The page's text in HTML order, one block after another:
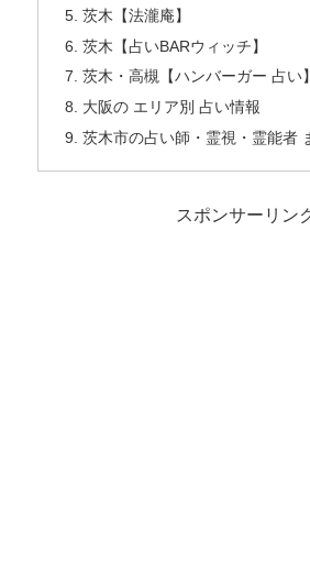
茨木【法瀧庵】
茨木【占いBARウィッチ】
茨木・高槻【ハンバーガー 占い】
大阪の エリア別 占い情報
茨木市の占い師・霊視・霊能者
スポンサーリン